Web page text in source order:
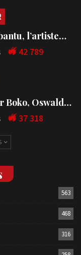
l’artiste…
42 789
Boko, Oswald…
37 318
563
468
316